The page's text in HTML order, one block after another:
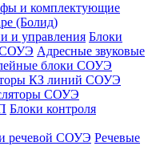
и комплектующие
(Болид)
и управления Блоки
СОУЭ Адресные звуковые
блоки СОУЭ
КЗ линий СОУЭ
СОУЭ
Блоки контроля
речевой СОУЭ Речевые